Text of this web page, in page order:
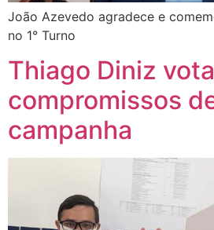
João Azevedo agradece e
no 1° Turno
Thiago Diniz
compromissos
campanha